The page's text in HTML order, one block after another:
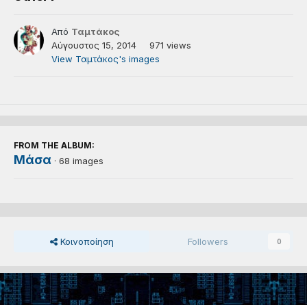
Από Ταμτάκος
Αύγουστος 15, 2014
971 views
View Ταμτάκος's images
FROM THE ALBUM:
Μάσα · 68 images
Κοινοποίηση Followers 0